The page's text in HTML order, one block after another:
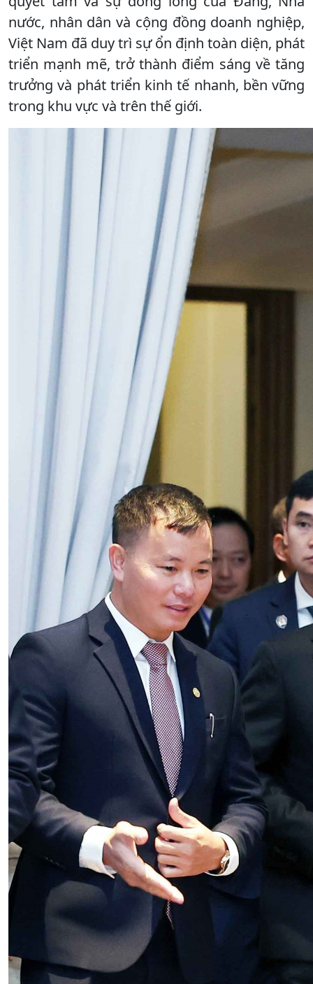
nước, nhân dân và cộng đồng doanh nghiệp,
Việt Nam đã duy trì sự ổn định toàn diện, phát
triển mạnh mẽ, trở thành điểm sáng về tăng
trưởng và phát triển kinh tế nhanh, bền vững
trong khu vực và trên thế giới.